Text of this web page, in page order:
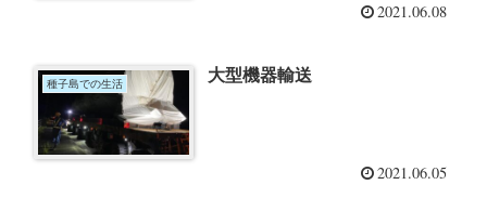
2021.06.08
種子島での生活 大型機器輸送
2021.06.05